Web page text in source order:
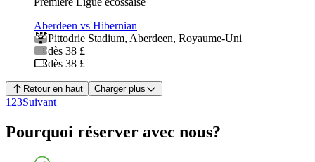
Aberdeen vs Hibernian
Pittodrie Stadium, Aberdeen, Royaume-Uni
dès 38 £
dès 38 £
Retour en haut Charger plus
1 23Suivant
Pourquoi réserver avec nous?